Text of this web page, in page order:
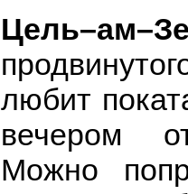
любит
вечером
Можно